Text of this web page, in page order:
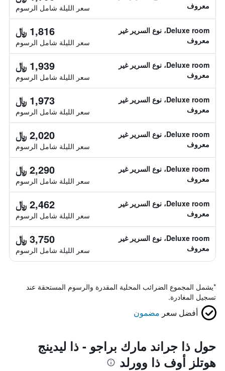
معروف
سعر الليلة شامل الرسوم
Deluxe room، نوع السرير غير
معروف
1,816 ﷼
سعر الليلة شامل الرسوم
Deluxe room، نوع السرير غير
معروف
1,939 ﷼
سعر الليلة شامل الرسوم
Deluxe room، نوع السرير غير
معروف
1,973 ﷼
سعر الليلة شامل الرسوم
Deluxe room، نوع السرير غير
معروف
2,020 ﷼
سعر الليلة شامل الرسوم
Deluxe room، نوع السرير غير
معروف
2,290 ﷼
سعر الليلة شامل الرسوم
Deluxe room، نوع السرير غير
معروف
2,462 ﷼
سعر الليلة شامل الرسوم
Deluxe room، نوع السرير غير
معروف
3,750 ﷼
سعر الليلة شامل الرسوم
*يشمل المجموع الضرائب المحلية المقدرة والرسوم المستحقة عند
تسجيل المغادرة.
أفضل سعر مضمون
حول ذا جراند مارك براجو - ذا ليدينج
هوتلز أوف ذا وورلد